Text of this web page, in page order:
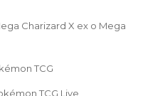
Charizard X ex o Mega
TCG
TCG Live